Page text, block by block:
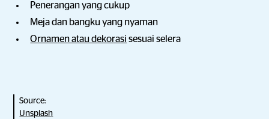
Penerangan yang cukup
Meja dan bangku yang nyaman
Ornamen atau dekorasi sesuai selera
Source:
Unsplash